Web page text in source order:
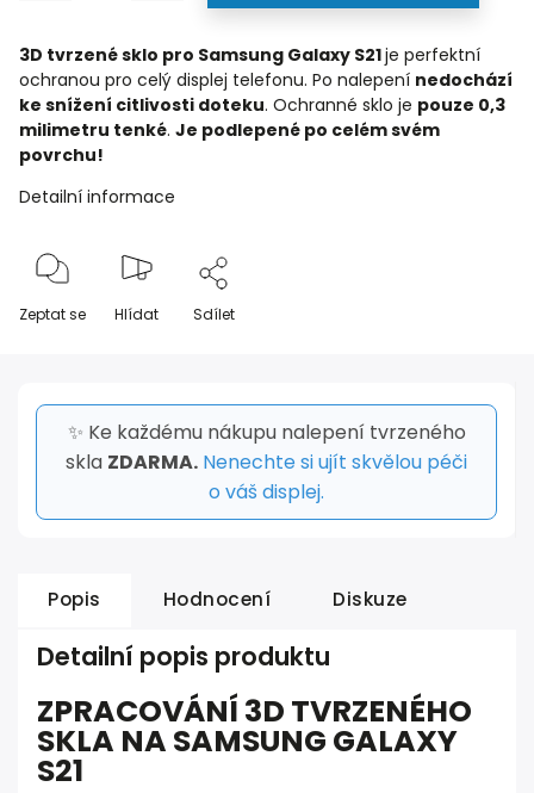
3D tvrzené sklo pro Samsung Galaxy S21je perfektní
ochranou pro celý displej telefonu. Po nalepení nedochází
ke snížení citlivosti doteku. Ochranné sklo je pouze 0,3
milimetru tenké. Je podlepené po celém svém
povrchu!
Detailní informace
Zeptat se Hlídat Sdílet
✨ Ke každému nákupu nalepení tvrzeného
skla ZDARMA. Nenechte si ujít skvělou péči
o váš displej.
Popis Hodnocení Diskuze
Detailní popis produktu
ZPRACOVÁNÍ 3D TVRZENÉHO
SKLA NA SAMSUNG GALAXY
S21